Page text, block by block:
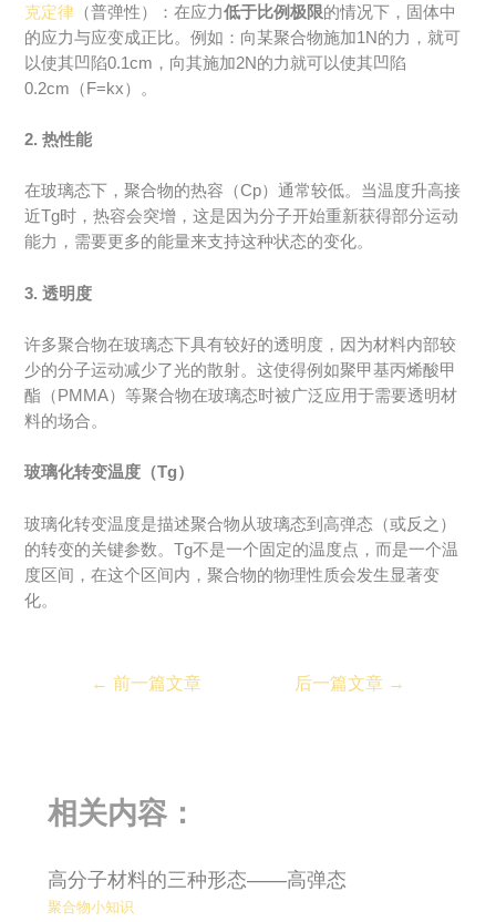
克定律 （普弹性）：在应力低于比例极限的情况下，固体中
的应力与应变成正比。例如：向某聚合物施加1N的力，就可
以使其凹陷0.1cm，向其施加2N的力就可以使其凹陷
0.2cm（F=kx）。
2. 热性能
在玻璃态下，聚合物的热容（Cp）通常较低。当温度升高接
近Tg时，热容会突增，这是因为分子开始重新获得部分运动
能力，需要更多的能量来支持这种状态的变化。
3. 透明度
许多聚合物在玻璃态下具有较好的透明度，因为材料内部较
少的分子运动减少了光的散射。这使得例如聚甲基丙烯酸甲
酯（PMMA）等聚合物在玻璃态时被广泛应用于需要透明材
料的场合。
玻璃化转变温度（Tg）
玻璃化转变温度是描述聚合物从玻璃态到高弹态（或反之）
的转变的关键参数。Tg不是一个固定的温度点，而是一个温
度区间，在这个区间内，聚合物的物理性质会发生显著变
化。
← 前一篇文章 后一篇文章 →
相关内容：
高分子材料的三种形态——高弹态
聚合物小知识